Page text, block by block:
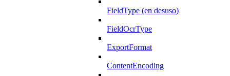
FieldType (en desuso)
FieldOcrType
ExportFormat
ContentEncoding